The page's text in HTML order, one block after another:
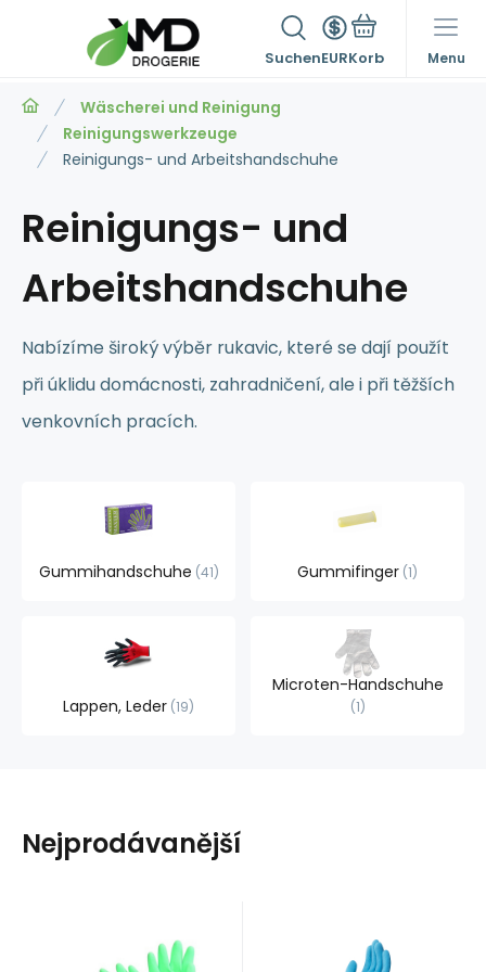
SuchenEUR Menu
Wäscherei und Reinigung
Reinigungswerkzeuge
Reinigungs- und Arbeitshandschuhe
Reinigungs- und
Arbeitshandschuhe
Nabízíme široký výběr rukavic, které se dají použít
při úklidu domácnosti, zahradničení, ale i při těžších
venkovních pracích.
Gummihandschuhe 41 Gummifinger 1
Lappen, Leder 19
Microten-Handschuhe
1
Nejprodávanější
Code:21090
Anbietercode:
EAN:
auf Lager 2504580
Anbietercode:
4023103083714
auf Lager